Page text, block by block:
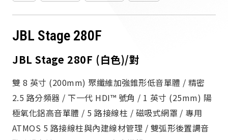
劇院系
JBL Stage 280F
JBL Stage 280F (白色)/對
雙 8 英寸 (200mm) 聚纖維加強錐形低音單體 / 精密
2.5 路分頻器 / 下一代 HDI™ 號角 / 1 英寸 (25mm) 陽
極氧化鋁高音單體 / 5 路接線柱 / 磁吸式網罩 / 專用
ATMOS 5 路接線柱與內建線材管理 / 雙弧形後置調音